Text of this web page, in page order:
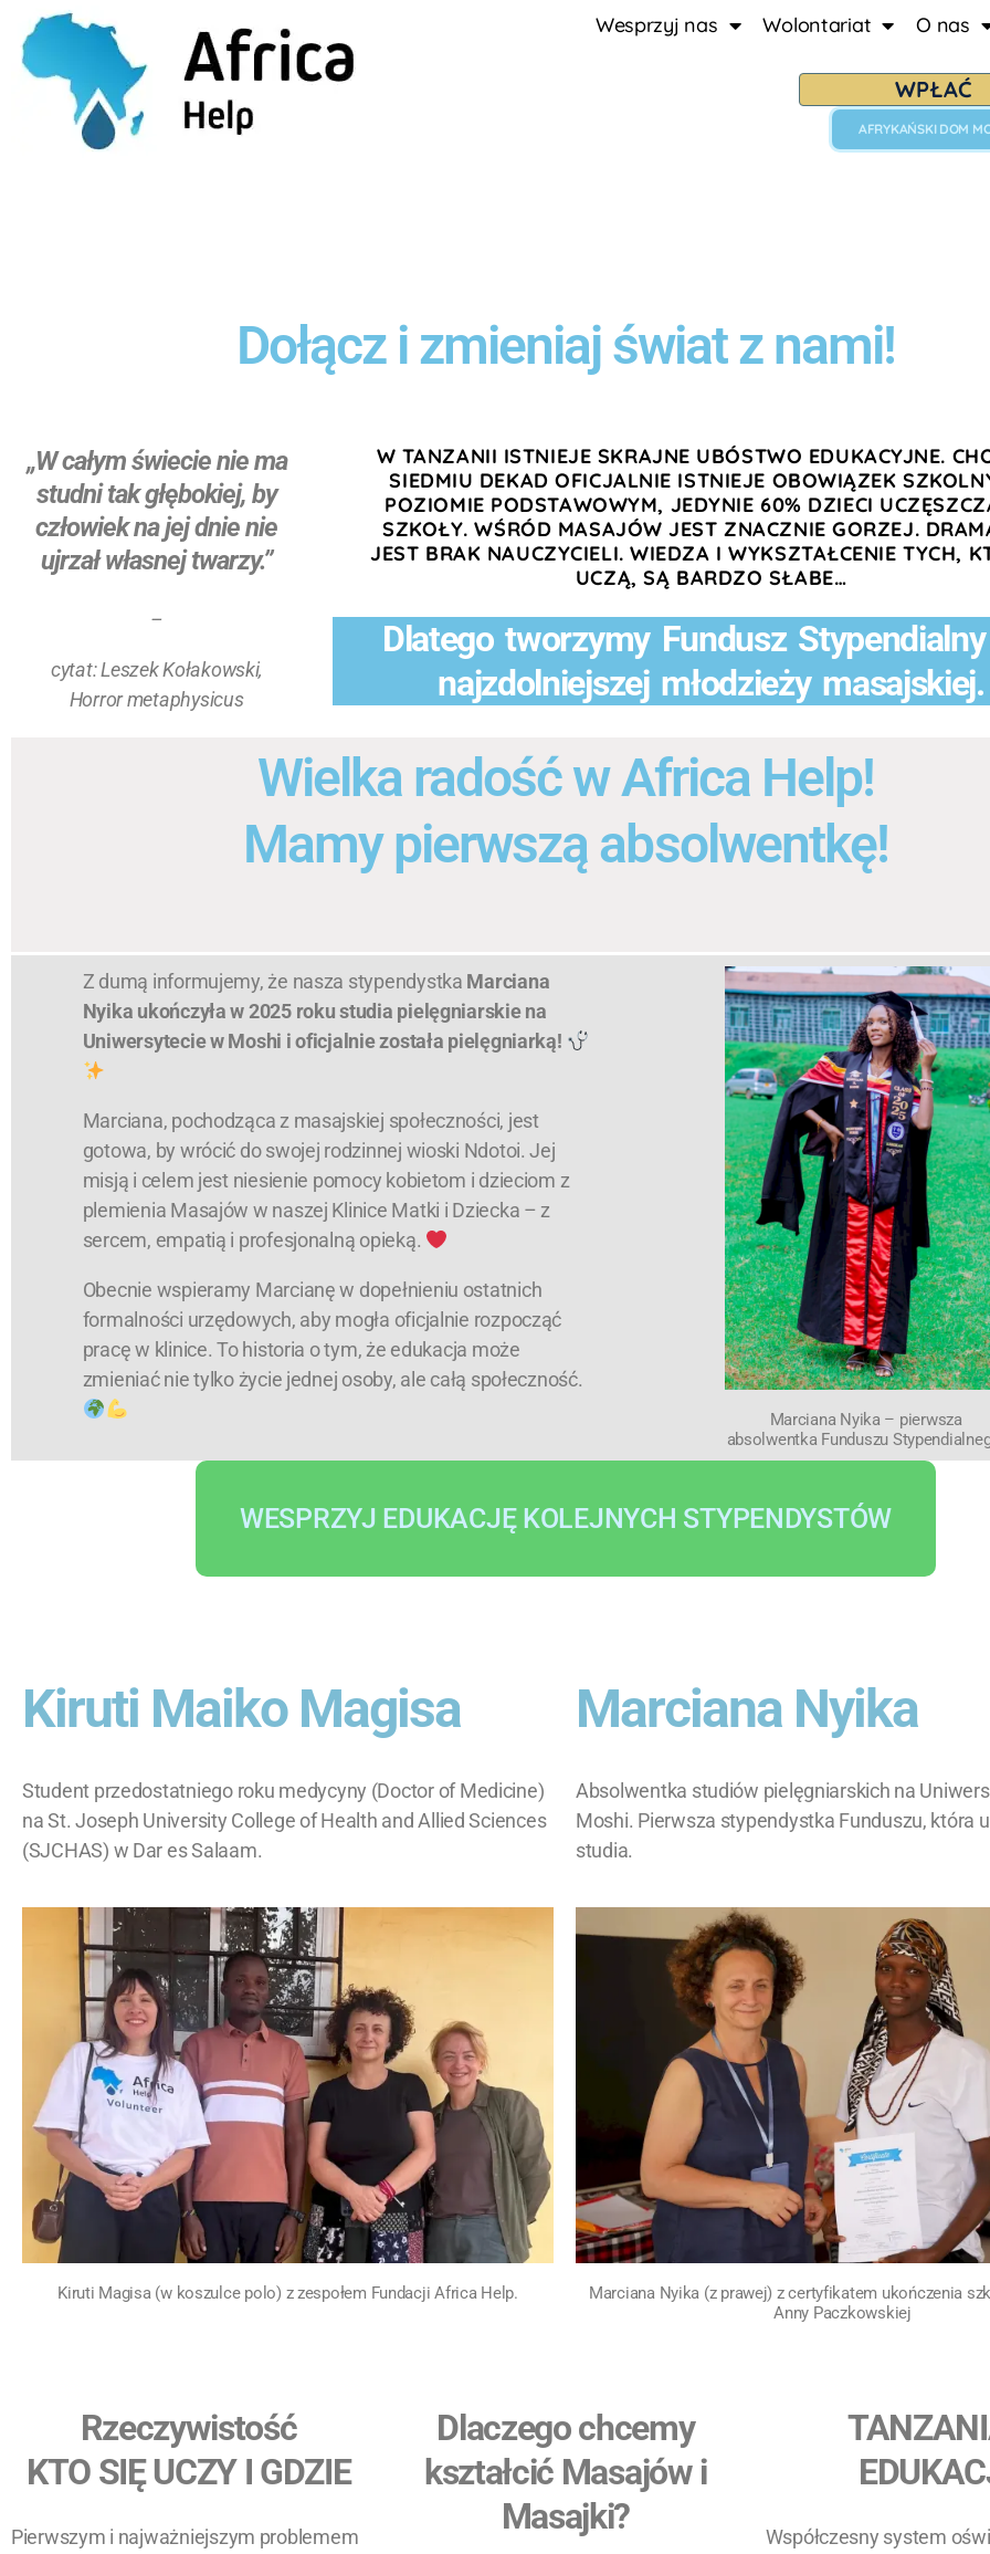
Wesprzyj nas Wolontariat O nas
WPŁAĆ
AFRYKAŃSKI DOM
Dołącz i zmieniaj świat z nami!
„W całym świecie nie ma
studni tak głębokiej, by
człowiek na jej dnie nie
ujrzał własnej twarzy.”
–
cytat: Leszek Kołakowski,
Horror metaphysicus
W TANZANII ISTNIEJE SKRAJNE UBÓSTWO EDUKACYJNE.
SIEDMIU DEKAD OFICJALNIE ISTNIEJE OBOWIĄZEK
POZIOMIE PODSTAWOWYM, JEDYNIE 60% DZIECI
SZKOŁY.WŚRÓD MASAJÓW JEST ZNACZNIE GORZEJ.
JEST BRAK NAUCZYCIELI.WIEDZA I WYKSZTAŁCENIE TYCH,
UCZĄ, SĄ BARDZO SŁABE…
Dlatego tworzymy Fundusz
najzdolniejszej młodzieży masajskiej.
Wielka radość w Africa Help!
Mamy pierwszą absolwentkę!
Z dumą informujemy, że nasza stypendystka Marciana
Nyika ukończyła w 2025 roku studia pielęgniarskie na
Uniwersytecie w Moshi i oficjalnie została pielęgniarką!
Marciana, pochodząca z masajskiej społeczności, jest
gotowa, by wrócić do swojej rodzinnej wioski Ndotoi. Jej
misją i celem jest niesienie pomocy kobietom i dzieciom z
plemienia Masajów w naszej Klinice Matki i Dziecka – z
sercem, empatią i profesjonalną opieką.
Obecnie wspieramy Marcianę w dopełnieniu ostatnich
formalności urzędowych, aby mogła oficjalnie rozpocząć
pracę w klinice. To historia o tym, że edukacja może
zmieniać nie tylko życie jednej osoby, ale całą społeczność.
Marciana Nyika – pierwsza
absolwentka Funduszu
WESPRZYJ EDUKACJĘ KOLEJNYCH STYPENDYSTÓW
Kiruti Maiko Magisa
Student przedostatniego roku medycyny (Doctor of Medicine)
na St. Joseph University College of Health and Allied Sciences
(SJCHAS) w Dar es Salaam.
Kiruti Magisa (w koszulce polo) z zespołem Fundacji Africa Help.
Marciana Nyika
Absolwentka studiów pielęgniarskich na
Moshi. Pierwsza stypendystka Funduszu, która
studia.
Marciana Nyika (z prawej) z certyfikatem ukończenia
Anny Paczkowskiej
Rzeczywistość
KTO SIĘ UCZY I GDZIE
Pierwszym i najważniejszym problemem
Dlaczego chcemy
kształcić Masajów i
Masajki?
Współczesny system